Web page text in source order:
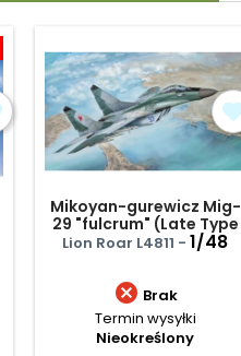
Mikoyan-gurewicz Mig-
29 "fulcrum" (Late Type
9-12)
Lion Roar L4811 - 1/48
 Brak
Termin wysyłki
Nieokreślony